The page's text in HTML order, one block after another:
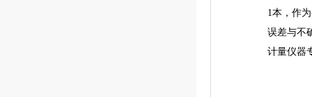
1本，作
误差与不
计量仪器